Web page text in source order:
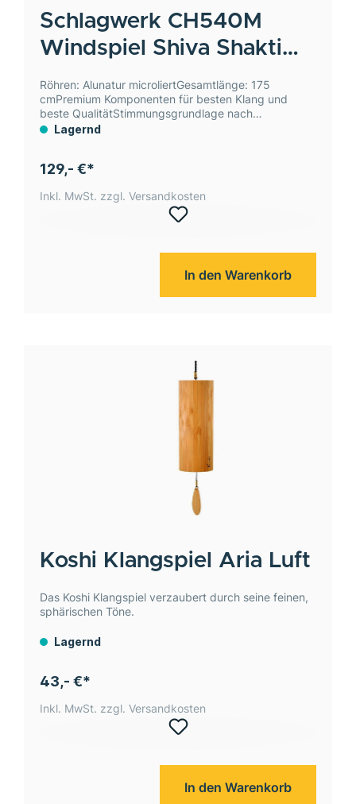
Schlagwerk CH540M
Windspiel Shiva Shakti
mittel
Röhren: Alunatur microliertGesamtlänge: 175
cmPremium Komponenten für besten Klang und
beste QualitätStimmungsgrundlage nach
CoustoKonstanter, langanhaltender KlangPräzise
Lagernd
129,- €*
Inkl. MwSt. zzgl. Versandkosten
In den Warenkorb
Koshi Klangspiel Aria Luft
Das Koshi Klangspiel verzaubert durch seine feinen,
sphärischen Töne.
Lagernd
43,- €*
Inkl. MwSt. zzgl. Versandkosten
In den Warenkorb